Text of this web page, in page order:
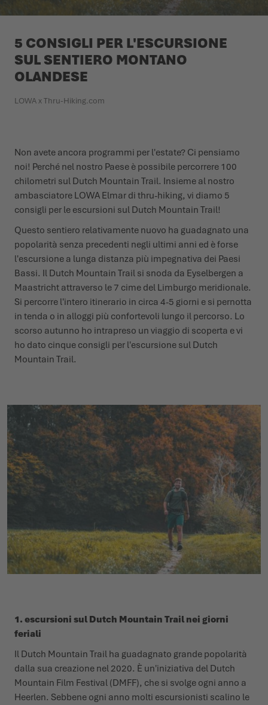
LOWA PROFESSIONAL
LOWA PROFESSIONAL
PODCAST
5 CONSIGLI PER L'ESCURSIONE
SUL SENTIERO MONTANO
OLANDESE
LOWA x Thru-Hiking.com
Non avete ancora programmi per l'estate? Ci pensiamo
noi! Perché nel nostro Paese è possibile percorrere 100
chilometri sul Dutch Mountain Trail. Insieme al nostro
ambasciatore LOWA Elmar di thru-hiking, vi diamo 5
consigli per le escursioni sul Dutch Mountain Trail!
Questo sentiero relativamente nuovo ha guadagnato una
popolarità senza precedenti negli ultimi anni ed è forse
l'escursione a lunga distanza più impegnativa dei Paesi
Bassi. Il Dutch Mountain Trail si snoda da Eyselbergen a
Maastricht attraverso le 7 cime del Limburgo meridionale.
Si percorre l'intero itinerario in circa 4-5 giorni e si pernotta
in tenda o in alloggi più confortevoli lungo il percorso. Lo
scorso autunno ho intrapreso un viaggio di scoperta e vi
ho dato cinque consigli per l'escursione sul Dutch
Mountain Trail.
1. escursioni sul Dutch Mountain Trail nei giorni
feriali
Il Dutch Mountain Trail ha guadagnato grande popolarità
dalla sua creazione nel 2020. È un'iniziativa del Dutch
Mountain Film Festival (DMFF), che si svolge ogni anno a
Heerlen. Sebbene ogni anno molti escursionisti scalino le